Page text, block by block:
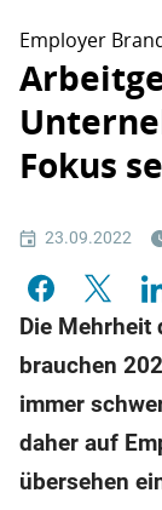
Employer
Fokus
23.09.2022
Die Mehrheit
brauchen
immer
daher auf
übersehen